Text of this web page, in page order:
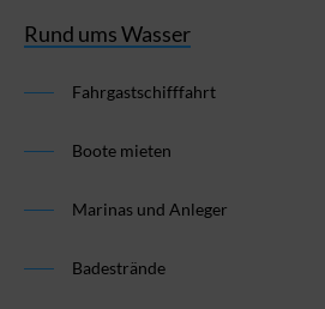
Rund ums Wasser
Fahrgastschifffahrt
Boote mieten
Marinas und Anleger
Badestrände